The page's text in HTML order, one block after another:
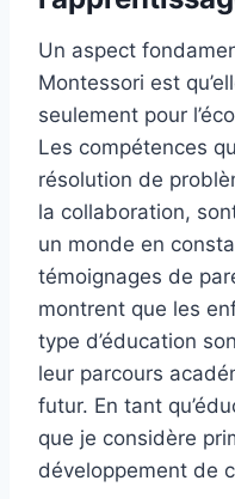
Un aspect
Montessori est
seulement pour
Les compétences
résolution de
la collaboration,
un monde en
témoignages de
montrent que les
type d’éducation
leur parcours
futur. En tant
que je considère
développement de